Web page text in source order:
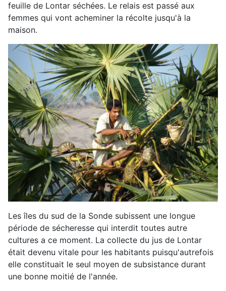
feuille de Lontar séchées. Le relais est passé aux
femmes qui vont acheminer la récolte jusqu'à la
maison.
Les îles du sud de la Sonde subissent une longue
période de sécheresse qui interdit toutes autre
cultures a ce moment. La collecte du jus de Lontar
était devenu vitale pour les habitants puisqu'autrefois
elle constituait le seul moyen de subsistance durant
une bonne moitié de l'année.